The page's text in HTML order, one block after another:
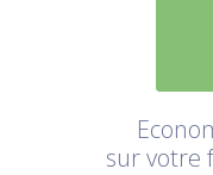
sur votre